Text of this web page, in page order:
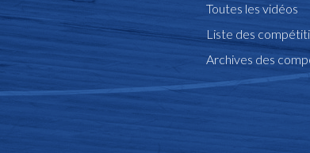
Toutes les vidéos
Liste des
Archives des